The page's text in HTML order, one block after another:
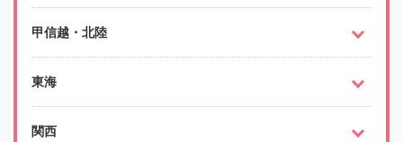
甲信越・北陸
東海
関西